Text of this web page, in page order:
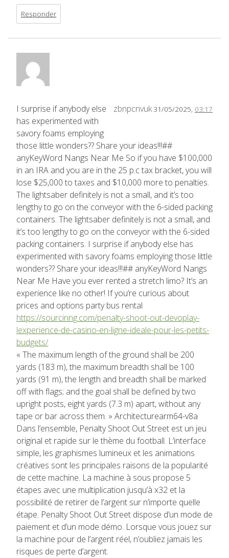
Responder
zbnpcnvuk 31/05/2025, 03:17
I surprise if anybody else
has experimented with
savory foams employing
those little wonders?? Share your ideas!!!##
anyKeyWord Nangs Near Me So if you have $100,000
in an IRA and you are in the 25 p.c tax bracket, you will
lose $25,000 to taxes and $10,000 more to penalties.
The lightsaber definitely is not a small, and it’s too
lengthy to go on the conveyor with the 6-sided packing
containers. The lightsaber definitely is not a small, and
it’s too lengthy to go on the conveyor with the 6-sided
packing containers. I surprise if anybody else has
experimented with savory foams employing those little
wonders?? Share your ideas!!!## anyKeyWord Nangs
Near Me Have you ever rented a stretch limo? It’s an
experience like no other! If you’re curious about
prices and options party bus rental
https://sourcinng.com/penalty-shoot-out-devoplay-
lexperience-de-casino-en-ligne-ideale-pour-les-petits-
budgets/
« The maximum length of the ground shall be 200
yards (183 m), the maximum breadth shall be 100
yards (91 m), the length and breadth shall be marked
off with flags; and the goal shall be defined by two
upright posts, eight yards (7.3 m) apart, without any
tape or bar across them. » Architecturearm64-v8a
Dans l’ensemble, Penalty Shoot Out Street est un jeu
original et rapide sur le thème du football. L’interface
simple, les graphismes lumineux et les animations
créatives sont les principales raisons de la popularité
de cette machine. La machine à sous propose 5
étapes avec une multiplication jusqu’à x32 et la
possibilité de retirer de l’argent sur n’importe quelle
étape. Penalty Shoot Out Street dispose d’un mode de
paiement et d’un mode démo. Lorsque vous jouez sur
la machine pour de l’argent réel, n’oubliez jamais les
risques de perte d’argent.